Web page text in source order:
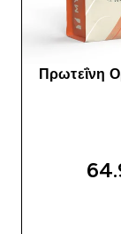
Πρωτεΐνη